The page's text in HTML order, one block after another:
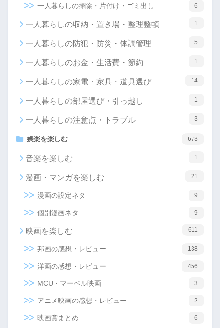
一人暮らしの掃除・片付け・ゴミ出し 6
一人暮らしの収納・置き場・整理整頓 1
一人暮らしの防犯・防災・体調管理 5
一人暮らしのお金・生活費・節約 1
一人暮らしの家電・家具・道具選び 14
一人暮らしの部屋選び・引っ越し 1
一人暮らしの注意点・トラブル 3
娯楽を楽しむ 673
音楽を楽しむ 1
漫画・マンガを楽しむ 21
漫画の設定ネタ 9
個別漫画ネタ 9
映画を楽しむ 611
邦画の感想・レビュー 138
洋画の感想・レビュー 456
MCU・マーベル映画 3
アニメ映画の感想・レビュー 2
映画賞まとめ 6